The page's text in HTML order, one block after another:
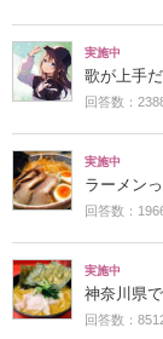
実施中
歌が上手
回答数：
実施中
ラーメン
回答数：
実施中
神奈川県
回答数：